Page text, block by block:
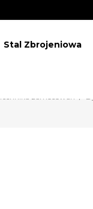
Stal Zbrojeniowa